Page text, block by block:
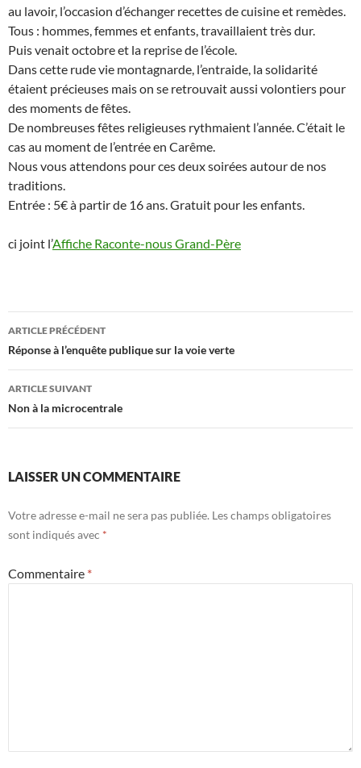
au lavoir, l’occasion d’échanger recettes de cuisine et remèdes.
Tous : hommes, femmes et enfants, travaillaient très dur.
Puis venait octobre et la reprise de l’école.
Dans cette rude vie montagnarde, l’entraide, la solidarité
étaient précieuses mais on se retrouvait aussi volontiers pour
des moments de fêtes.
De nombreuses fêtes religieuses rythmaient l’année. C’était le
cas au moment de l’entrée en Carême.
Nous vous attendons pour ces deux soirées autour de nos
traditions.
Entrée : 5€ à partir de 16 ans. Gratuit pour les enfants.
ci joint l’Affiche Raconte-nous Grand-Père
Navigation
des
articles
ARTICLE PRÉCÉDENT
Réponse à l’enquête publique sur la voie verte
ARTICLE SUIVANT
Non à la microcentrale
LAISSER UN COMMENTAIRE
Votre adresse e-mail ne sera pas publiée. Les champs obligatoires
sont indiqués avec *
Commentaire *